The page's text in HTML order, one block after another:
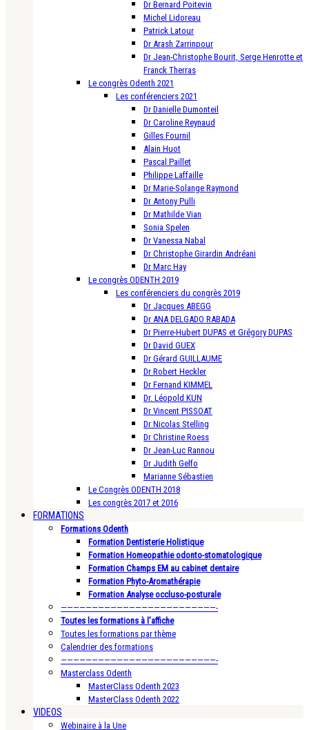
Dr Bernard Poitevin
Michel Lidoreau
Patrick Latour
Dr Arash Zarrinpour
Dr Jean-Christophe Bourit, Serge Henrotte et
Franck Therras
Le congrès Odenth 2021
Les conférenciers 2021
Dr Danielle Dumonteil
Dr Caroline Reynaud
Gilles Fournil
Alain Huot
Pascal Paillet
Philippe Laffaille
Dr Marie-Solange Raymond
Dr Antony Pulli
Dr Mathilde Vian
Sonia Spelen
Dr Vanessa Nabal
Dr Christophe Girardin Andréani
Dr Marc Hay
Le congrès ODENTH 2019
Les conférenciers du congrès 2019
Dr Jacques ABEGG
Dr ANA DELGADO RABADA
Dr Pierre-Hubert DUPAS et Grégory DUPAS
Dr David GUEX
Dr Gérard GUILLAUME
Dr Robert Heckler
Dr Fernand KIMMEL
Dr. Léopold KUN
Dr Vincent PISSOAT
Dr Nicolas Stelling
Dr Christine Roess
Dr Jean-Luc Rannou
Dr Judith Gelfo
Marianne Sébastien
Le Congrès ODENTH 2018
Les congrès 2017 et 2016
FORMATIONS
Formations Odenth
Formation Dentisterie Holistique
Formation Homeopathie odonto-stomatologique
Formation Champs EM au cabinet dentaire
Formation Phyto-Aromathérapie
Formation Analyse occluso-posturale
—————————————————————————-
Toutes les formations à l’affiche
Toutes les formations par thème
Calendrier des formations
—————————————————————————-
Masterclass Odenth
MasterClass Odenth 2023
MasterClass Odenth 2022
VIDEOS
Webinaire à la Une